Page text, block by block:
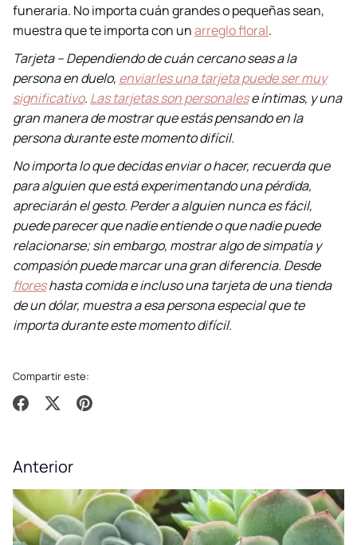
funeraria. No importa cuán grandes o pequeñas sean,
muestra que te importa con unarreglo floral.
Tarjeta – Dependiendo de cuán cercano seas a la
persona en duelo, enviarles una tarjeta puede ser muy
significativo. Las tarjetas son personalese íntimas, y una
gran manera de mostrar que estás pensando en la
persona durante este momento difícil.
No importa lo que decidas enviar o hacer, recuerda que
para alguien que está experimentando una pérdida,
apreciarán el gesto. Perder a alguien nunca es fácil,
puede parecer que nadie entiende o que nadie puede
relacionarse; sin embargo, mostrar algo de simpatía y
compasión puede marcar una gran diferencia. Desde
floreshasta comida e incluso una tarjeta de una tienda
de un dólar, muestra a esa persona especial que te
importa durante este momento difícil.
Compartir este:
Anterior